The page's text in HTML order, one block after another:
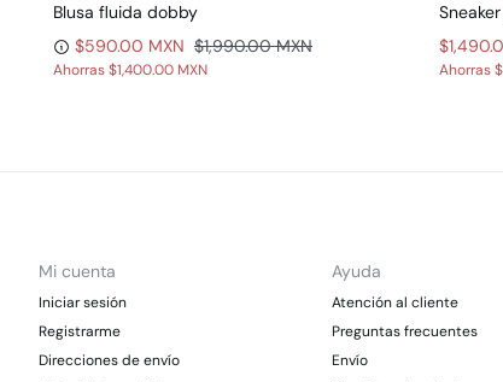
Blusa fluida dobby
$590.00 MXN $1,990.00 MXN
Ahorras$1,400.00 MXN Ahorras
Mi cuenta
Iniciar sesión
Registrarme
Direcciones de envío
Ayuda
Atención al cliente
Preguntas frecuentes
Envío